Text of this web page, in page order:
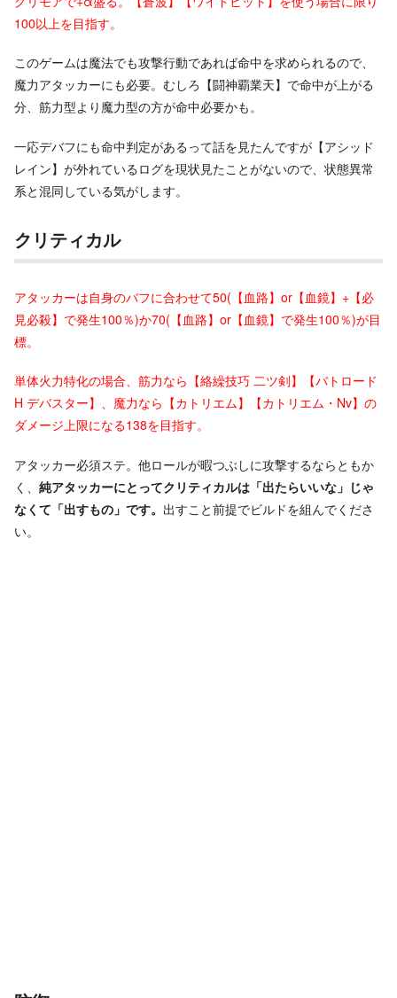
100以上を目指す。
このゲームは魔法でも攻撃行動であれば命中を求められるので、
魔力アタッカーにも必要。むしろ【闘神覇業天】で命中が上がる
分、筋力型より魔力型の方が命中必要かも。
一応デバフにも命中判定があるって話を見たんですが【アシッド
レイン】が外れているログを現状見たことがないので、状態異常
系と混同している気がします。
クリティカル
アタッカーは自身のバフに合わせて50(【血路】or【血鏡】+【必
見必殺】で発生100％)か70(【血路】or【血鏡】で発生100％)が目
標。
単体火力特化の場合、筋力なら【絡繰技巧 二ツ剣】【バトロード
H デバスター】、魔力なら【カトリエム】【カトリエム・Nv】の
ダメージ上限になる138を目指す。
アタッカー必須ステ。他ロールが暇つぶしに攻撃するならともか
く、 純アタッカーにとってクリティカルは「出たらいいな」じゃ
なくて「出すもの」です。 出すこと前提でビルドを組んでくださ
い。